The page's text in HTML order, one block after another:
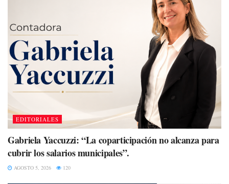
EDITORIALES
Gabriela Yaccuzzi: “La coparticipación no alcanza para
cubrir los salarios municipales”.
AGOSTO 5, 2026 120